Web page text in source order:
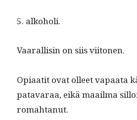
5. alko­holi.
Vaar­al­lisin on siis viitonen.
Opi­aatit ovat olleet vapaa­ta
patavaraa, eikä maail­ma
romahtanut.